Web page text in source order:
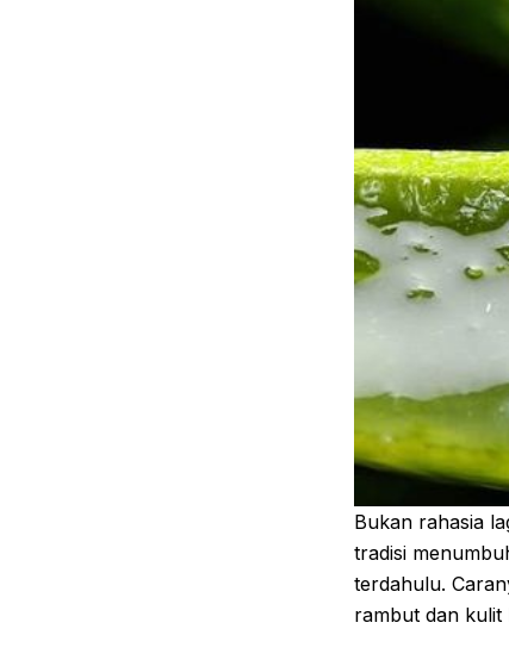
Bukan rahasia
tradisi
terdahulu.
rambut dan kulit